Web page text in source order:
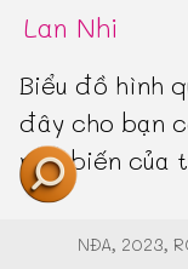
Lan Nhi
Biểu đồ hình
đây cho bạn
phổ biến của
NĐA, 2023,